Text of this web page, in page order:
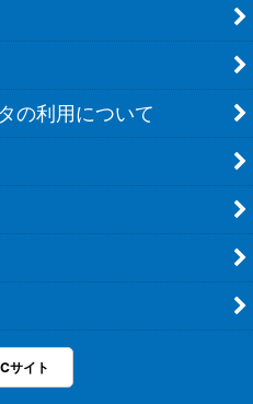
の利用について
サイト